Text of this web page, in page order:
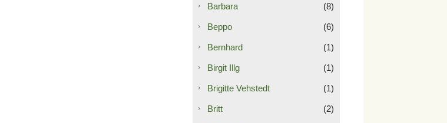
Barbara (8)
Beppo (6)
Bernhard (1)
Birgit Illg (1)
Brigitte Vehstedt (1)
Britt (2)